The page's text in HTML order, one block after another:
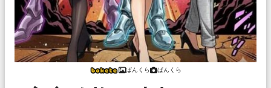
ぱんくら ぱんくら